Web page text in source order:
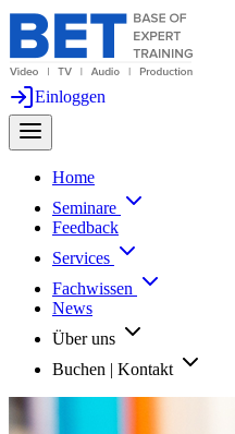
Einloggen
Home
Seminare
Feedback
Services
Fachwissen
News
Über uns
Buchen | Kontakt